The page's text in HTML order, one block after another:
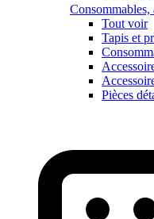
Consommables,
Tout voir
Tapis et
Pièces